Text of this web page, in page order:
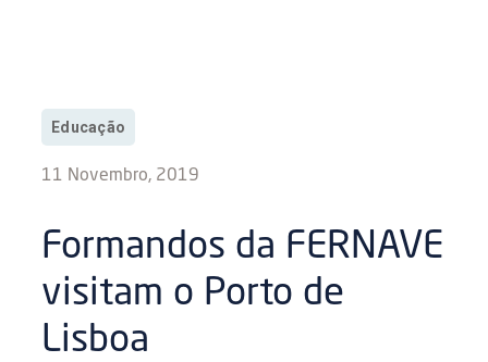
Educação
11 Novembro, 2019
Formandos da FERNAVE
visitam o Porto de
Lisboa